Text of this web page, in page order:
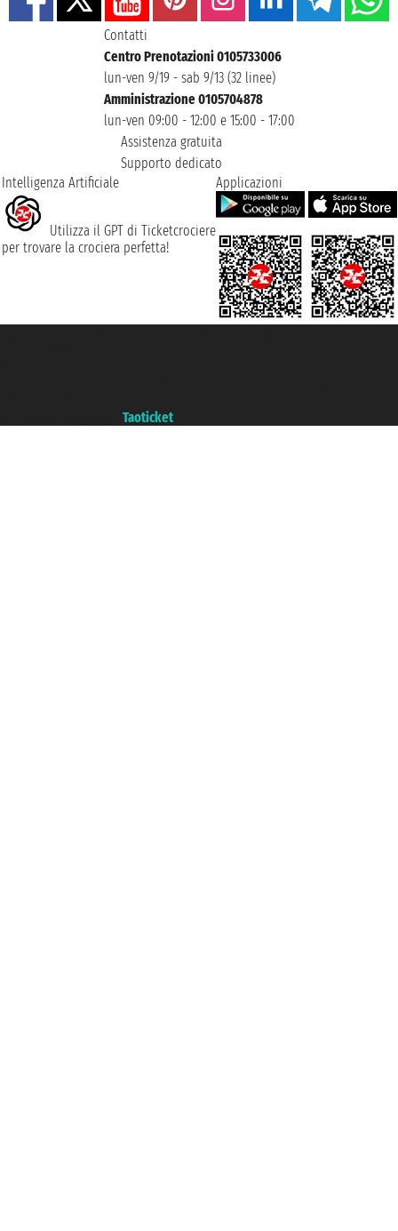
Contatti
Centro Prenotazioni 0105733006
lun-ven 9/19 - sab 9/13 (32 linee)
Amministrazione 0105704878
lun-ven 09:00 - 12:00 e 15:00 - 17:00
Assistenza gratuita
Supporto dedicato
Intelligenza Artificiale
Utilizza il GPT di Ticketcrociere
per trovare la crociera perfetta!
Applicazioni
Taoticket